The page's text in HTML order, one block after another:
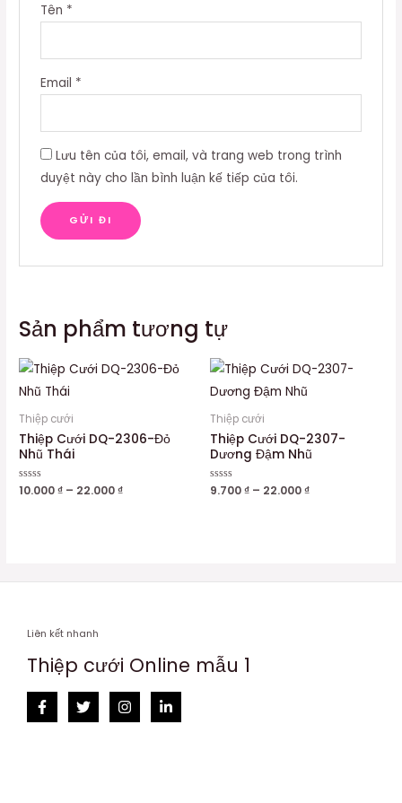
Tên *
Email *
Lưu tên của tôi, email, và trang web trong trình
duyệt này cho lần bình luận kế tiếp của tôi.
Sản phẩm tương tự
Thiệp cưới
Thiệp Cưới DQ-2306-Đỏ
Nhũ Thái
Được
10.000₫ – 22.000₫
Thiệp cưới
Thiệp Cưới DQ-2307-
Dương Đậm Nhũ
Được
9.700₫ – 22.000₫
Liên kết nhanh
Thiệp cưới Online mẫu 1